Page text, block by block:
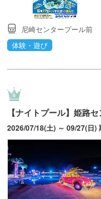
尼崎センタープール前
体験・遊び
【ナイトプール】姫路